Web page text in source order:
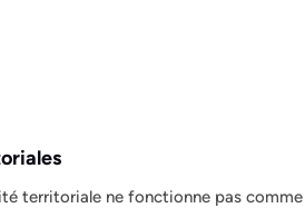
territoriale ne fonctionne pas comme